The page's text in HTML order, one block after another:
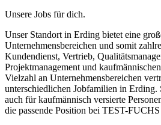
Unsere Jobs für dich.
Unser Standort in Erding bietet eine
Unternehmensbereichen und somit
Kundendienst, Vertrieb,
Projektmanagement und
Vielzahl an Unternehmensbereichen
unterschiedlichen Jobfamilien in
auch für kaufmännisch versierte
die passende Position bei TEST-